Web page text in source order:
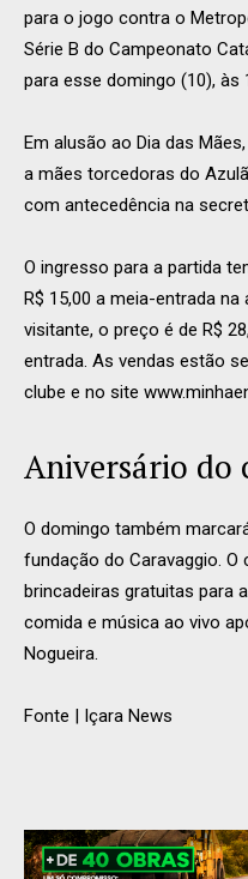
para o jogo contra o
Série B do Campeonato
para esse domingo (10), às
Em alusão ao Dia das
a mães torcedoras do
com antecedência na
O ingresso para a partida
R$ 15,00 a meia-entrada
visitante, o preço é de R$
entrada. As vendas estão
clube e no site
Aniversário do
O domingo também
fundação do Caravaggio. O
brincadeiras gratuitas para
comida e música ao vivo
Nogueira.
Fonte | Içara News